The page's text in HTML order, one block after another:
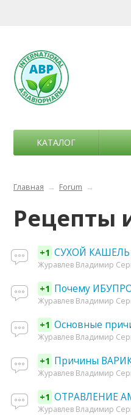
КАТАЛОГ
Главная → Forum →
Рецепты
+1 СУХОЙ КАШЕЛЬ
Журавлев Владимир
+1 Почему
Журавлев Владимир
+1 Основные
Журавлев Владимир
+1 Причины
Журавлев Владимир
+1 ОТРАВЛЕНИЕ
Журавлев Владимир